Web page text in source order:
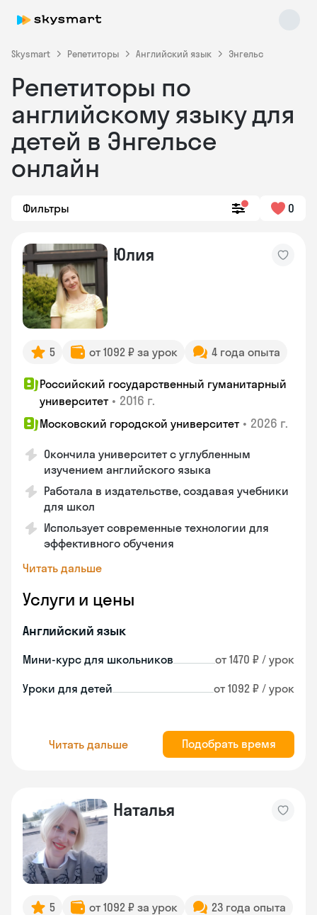
Skysmart Репетиторы Английский язык Энгельс
Репетиторы по
английскому языку для
детей в Энгельсе
онлайн
Фильтры 0
Юлия
5 от 1092 ₽ за урок 4 года опыта
Российский государственный гуманитарный
университет • 2016 г.
Московский городской университет • 2026 г.
Окончила университет с углубленным
изучением английского языка
Работала в издательстве, создавая учебники
для школ
Использует современные технологии для
эффективного обучения
Читать дальше
Услуги и цены
Английский язык
Мини-курс для школьников от 1470 ₽ / урок
Уроки для детей от 1092 ₽ / урок
Читать дальше Подобрать время
Наталья
5 от 1092 ₽ за урок
23 года опыта